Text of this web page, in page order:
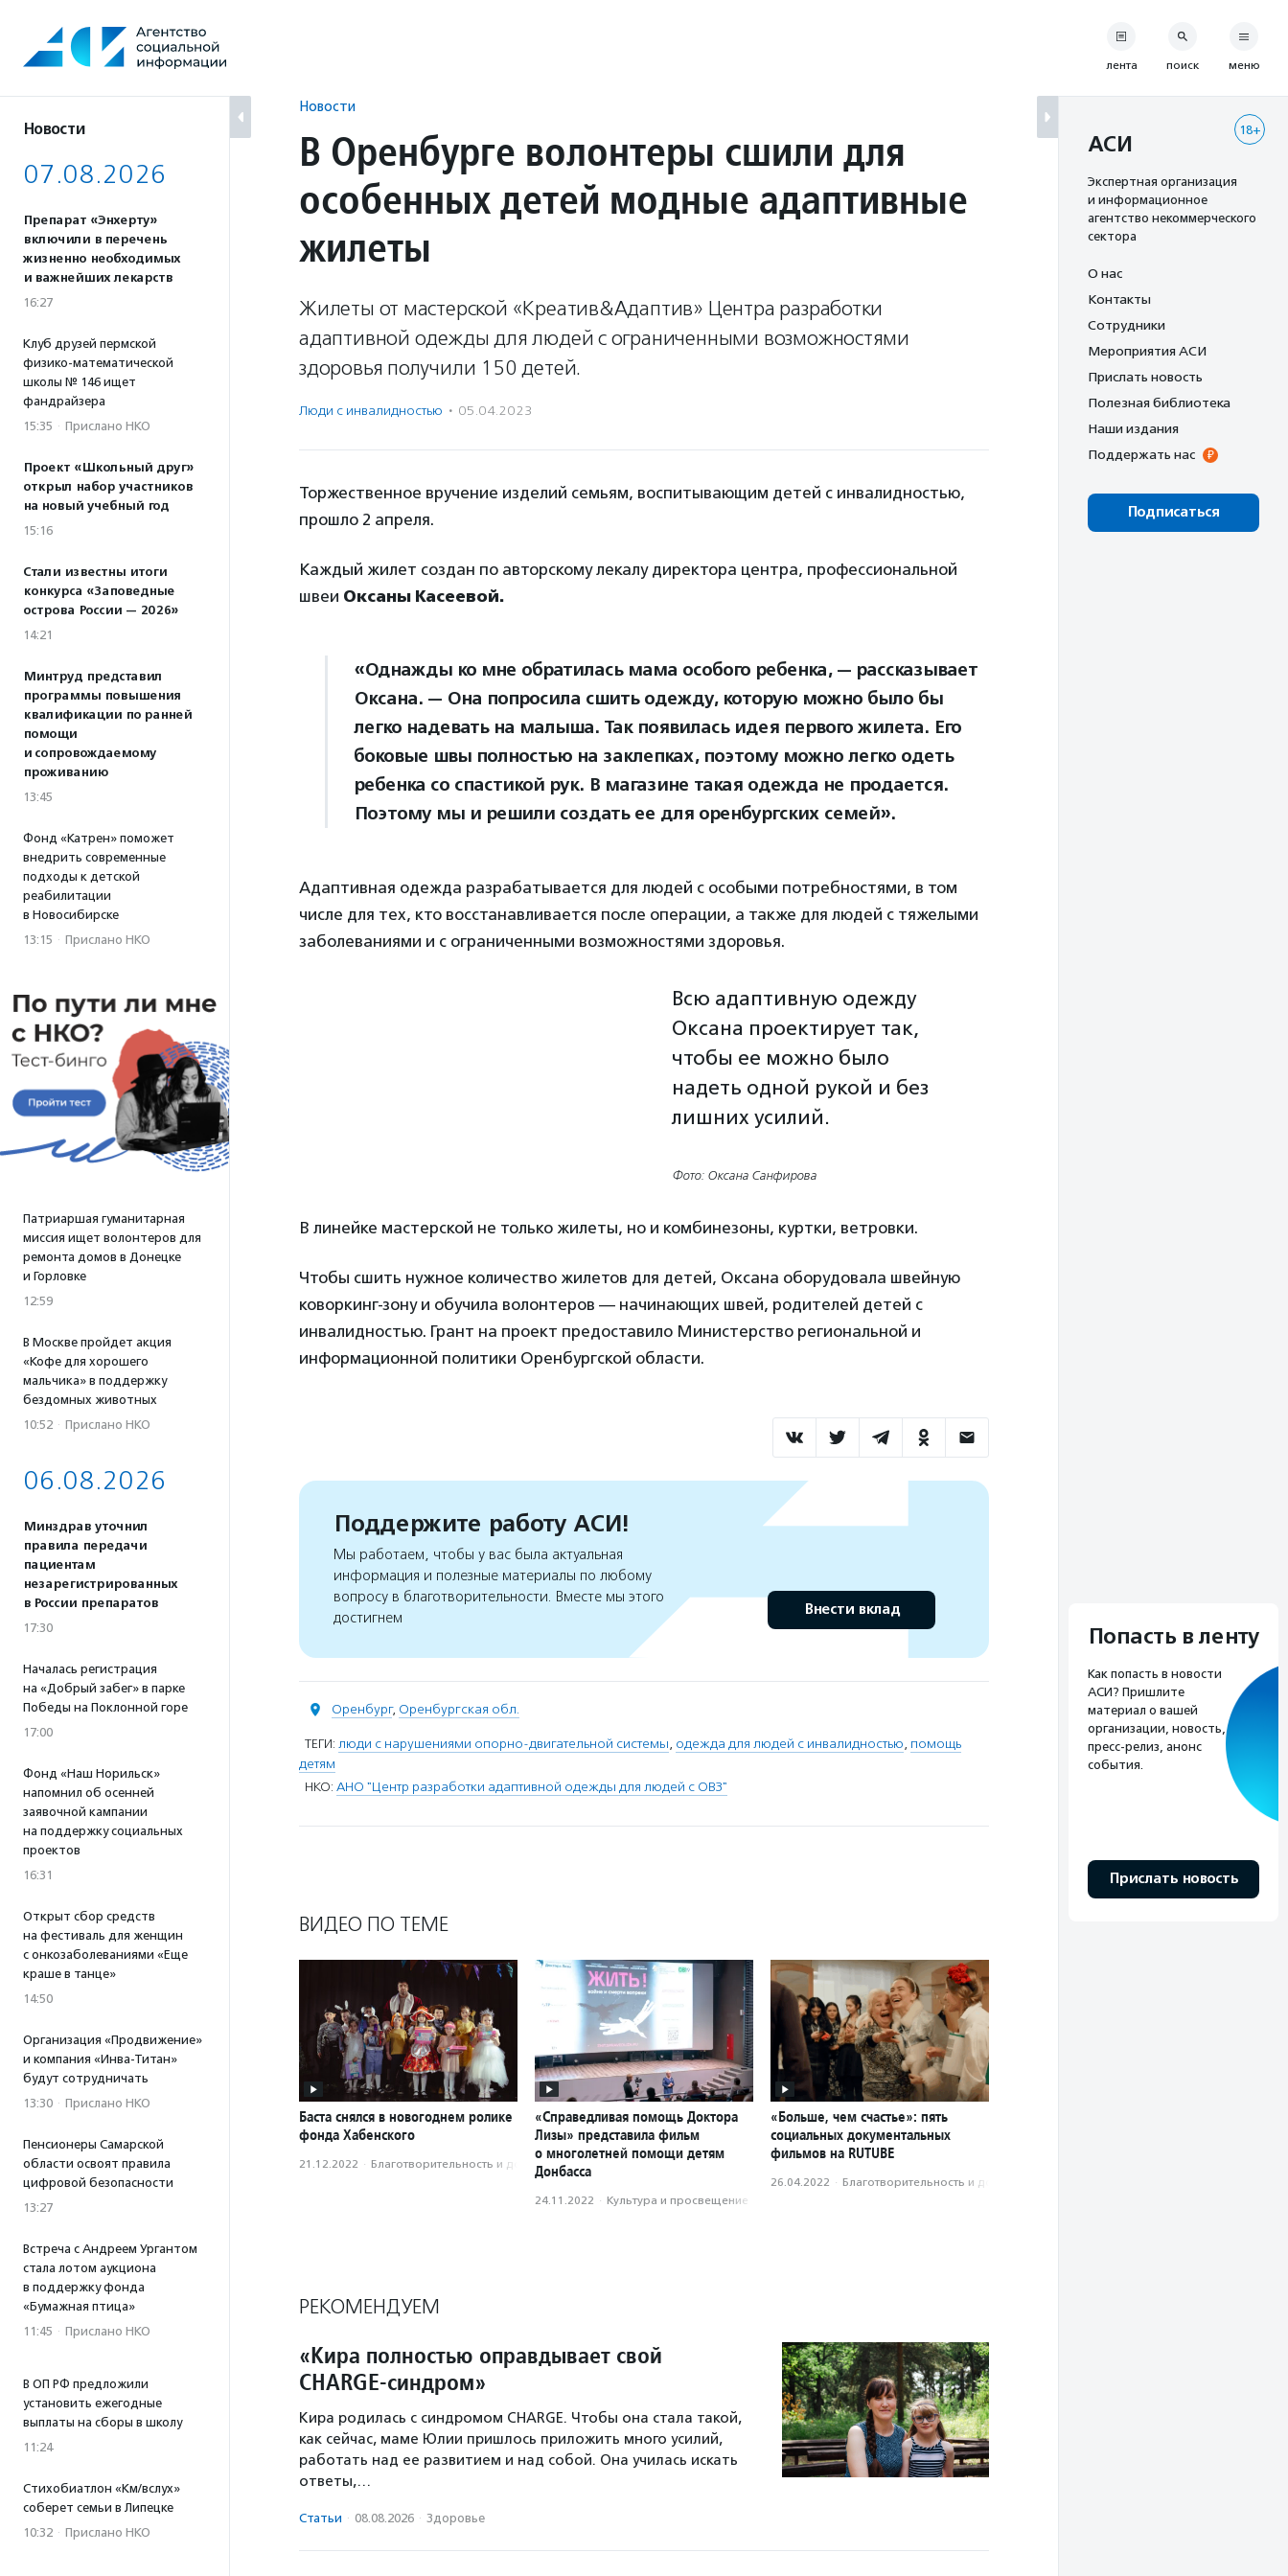
содержанию
Новости
07.08.2026
Препарат «Энхерту»
включили в перечень
жизненно необходимых
и важнейших лекарств
16:27
Клуб друзей пермской
физико-математической
школы № 146 ищет
фандрайзера
15:35 · Прислано НКО
Проект «Школьный друг»
открыл набор участников
на новый учебный год
15:16
Стали известны итоги
конкурса «Заповедные
острова России — 2026»
14:21
Минтруд представил
программы повышения
квалификации по ранней
помощи
и сопровождаемому
проживанию
13:45
Фонд «Катрен» поможет
внедрить современные
подходы к детской
реабилитации
в Новосибирске
13:15 · Прислано НКО
Патриаршая гуманитарная
миссия ищет волонтеров для
ремонта домов в Донецке
и Горловке
12:59
В Москве пройдет акция
«Кофе для хорошего
мальчика» в поддержку
бездомных животных
10:52 · Прислано НКО
06.08.2026
Минздрав уточнил
правила передачи
пациентам
незарегистрированных
в России препаратов
17:30
Началась регистрация
на «Добрый забег» в парке
Победы на Поклонной горе
17:00
Фонд «Наш Норильск»
напомнил об осенней
заявочной кампании
на поддержку социальных
проектов
16:31
Открыт сбор средств
на фестиваль для женщин
с онкозаболеваниями «Еще
краше в танце»
14:50
Организация «Продвижение»
и компания «Инва-Титан»
будут сотрудничать
13:30 · Прислано НКО
Пенсионеры Самарской
области освоят правила
цифровой безопасности
13:27
Встреча с Андреем Ургантом
стала лотом аукциона
в поддержку фонда
«Бумажная птица»
11:45 · Прислано НКО
В ОП РФ предложили
установить ежегодные
выплаты на сборы в школу
11:24
Стихобиатлон «Км/вслух»
соберет семьи в Липецке
10:32 · Прислано НКО
Новости
В Оренбурге волонтеры сшили для
особенных детей модные адаптивные
жилеты
Жилеты от мастерской «Креатив&Адаптив» Центра разработки
адаптивной одежды для людей с ограниченными возможностями
здоровья получили 150 детей.
Люди с инвалидностью · 05.04.2023
Торжественное вручение изделий семьям, воспитывающим детей с инвалидностью,
прошло 2 апреля.
Каждый жилет создан по авторскому лекалу директора центра, профессиональной
швеи Оксаны Касеевой.
«Однажды ко мне обратилась мама особого ребенка, — рассказывает
Оксана. — Она попросила сшить одежду, которую можно было бы
легко надевать на малыша. Так появилась идея первого жилета. Его
боковые швы полностью на заклепках, поэтому можно легко одеть
ребенка со спастикой рук. В магазине такая одежда не продается.
Поэтому мы и решили создать ее для оренбургских семей».
Адаптивная одежда разрабатывается для людей с особыми потребностями, в том
числе для тех, кто восстанавливается после операции, а также для людей с тяжелыми
заболеваниями и с ограниченными возможностями здоровья.
Всю адаптивную одежду
Оксана проектирует так,
чтобы ее можно было
надеть одной рукой и без
лишних усилий.
Фото: Оксана Санфирова
В линейке мастерской не только жилеты, но и комбинезоны, куртки, ветровки.
Чтобы сшить нужное количество жилетов для детей, Оксана оборудовала швейную
коворкинг-зону и обучила волонтеров — начинающих швей, родителей детей с
инвалидностью. Грант на проект предоставило Министерство региональной и
информационной политики Оренбургской области.
Поддержите работу АСИ!
Мы работаем, чтобы у вас была актуальная
информация и полезные материалы по любому
вопросу в благотворительности. Вместе мы этого
достигнем
Внести вклад
Оренбург, Оренбургская обл.
ТЕГИ: люди с нарушениями опорно-двигательной системы, одежда для людей с инвалидностью, помощь
детям
НКО: АНО "Центр разработки адаптивной одежды для людей с ОВЗ"
ВИДЕО ПО ТЕМЕ
Баста снялся в новогоднем ролике
фонда Хабенского
21.12.2022 · Благотвори­тель­ность и доброволь­чест­во
«Справедливая помощь Доктора
Лизы» представила фильм
о многолетней помощи детям
Донбасса
24.11.2022 · Культура и просвещение
«Больше, чем счастье»: пять
социальных документальных
фильмов на RUTUBE
26.04.2022 · Благотвори­тель­ность и доброволь­чест­во
РЕКОМЕНДУЕМ
«Кира полностью оправдывает свой
CHARGE-синдром»
Кира родилась с синдромом CHARGE. Чтобы она стала такой,
как сейчас, маме Юлии пришлось приложить много усилий,
работать над ее развитием и над собой. Она училась искать
ответы,…
Статьи · 08.08.2026 · Здоровье
лента поиск меню
18+
АСИ
Экспертная организация
и информационное
агентство некоммерческого
сектора
О нас
Контакты
Сотрудники
Мероприятия АСИ
Прислать новость
Полезная библиотека
Наши издания
Поддержать нас
Подписаться
Попасть в ленту
Как попасть в новости
АСИ? Пришлите
материал о вашей
организации, новость,
пресс-релиз, анонс
события.
Прислать новость